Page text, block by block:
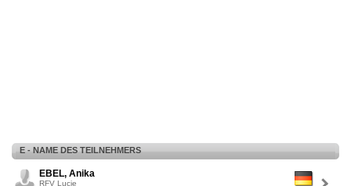
E - NAME DES TEILNEHMERS
EBEL, Anika
RFV Lucie